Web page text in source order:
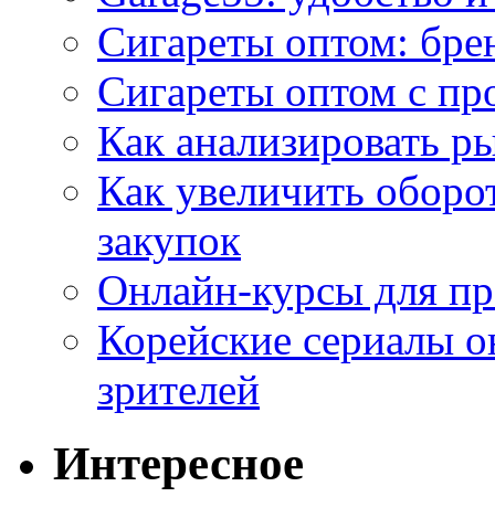
Сигареты оптом:
Сигареты оптом с
Как анализировать
Как увеличить
закупок
Онлайн-курсы для
Корейские сериалы
зрителей
Интересное